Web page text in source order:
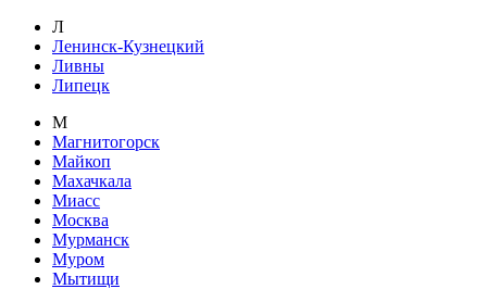
Л
Ленинск-Кузнецкий
Ливны
Липецк
М
Магнитогорск
Майкоп
Махачкала
Миасс
Москва
Мурманск
Муром
Мытищи